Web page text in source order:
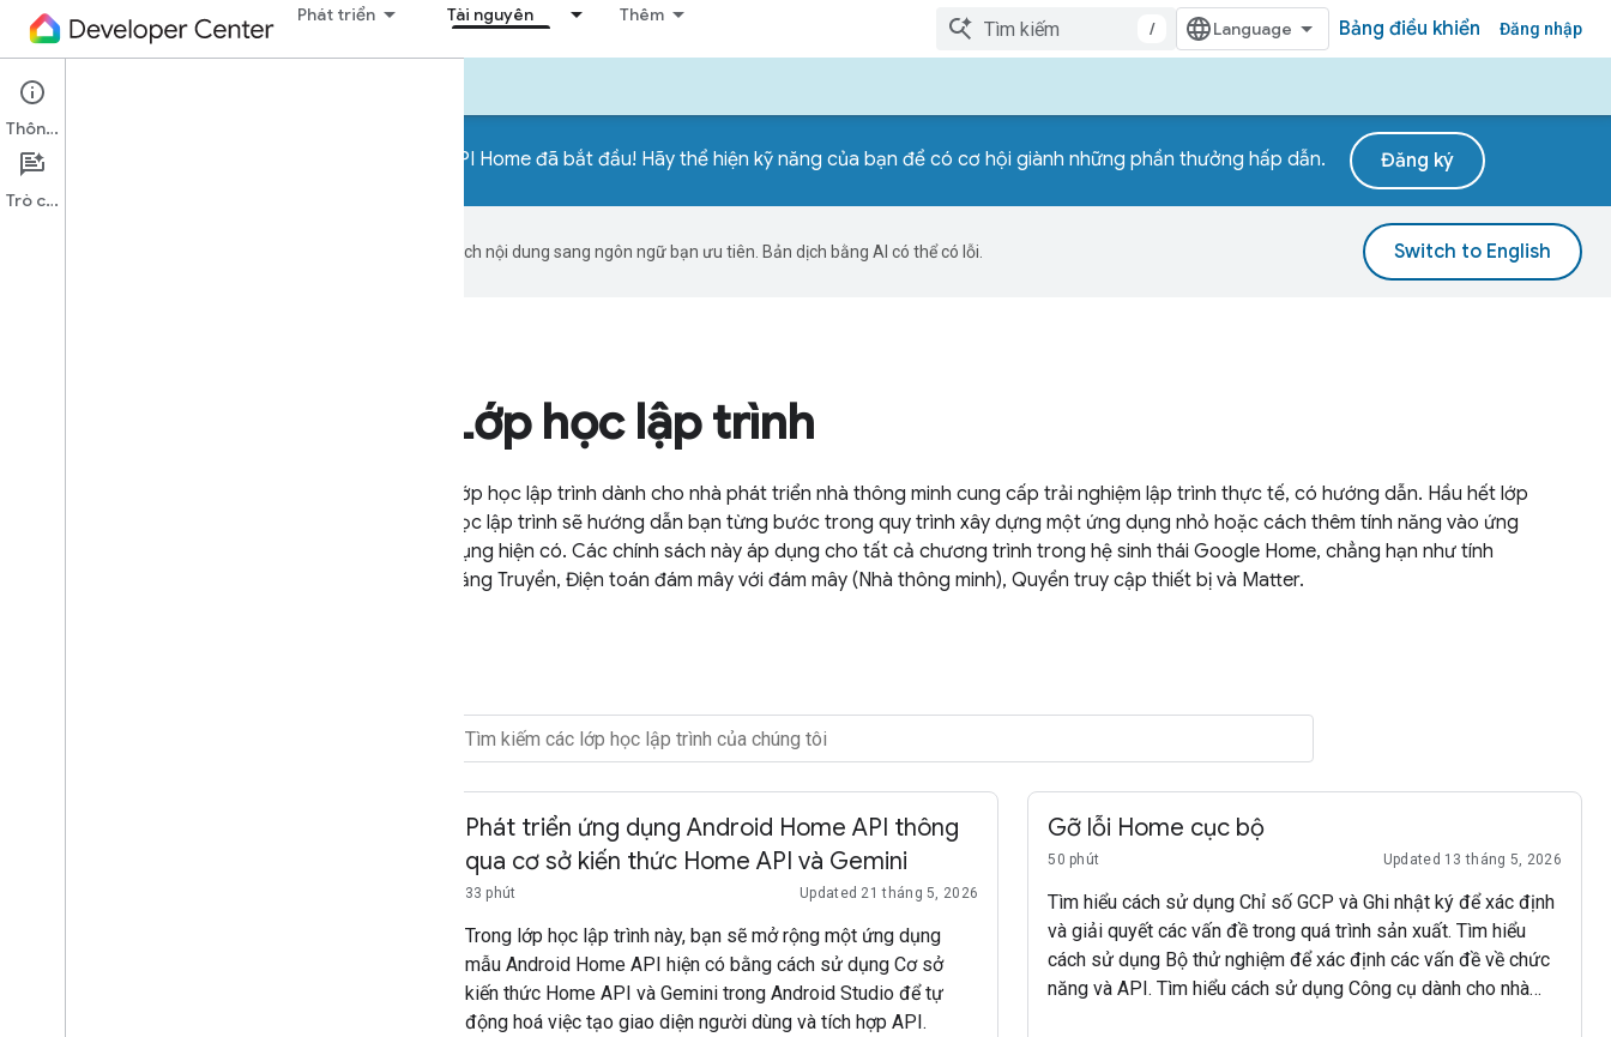
Phát triển Tài nguyên Thêm
/ Bảng điều khiển Đăng nhập
Cuộc thi dành cho nhà phát triển về API Home đã bắt đầu! Hãy thể hiện kỹ năng của bạn để có cơ hội giành những phần thưởng hấp dẫn. Đăng ký
Google sử dụng công nghệ AI để dịch nội dung sang ngôn ngữ bạn ưu tiên. Bản dịch bằng AI có thể có lỗi.
Lớp học lập trình
Lớp học lập trình dành cho nhà phát triển nhà thông minh cung cấp trải nghiệm lập trình thực tế, có hướng dẫn. Hầu hết lớp
học lập trình sẽ hướng dẫn bạn từng bước trong quy trình xây dựng một ứng dụng nhỏ hoặc cách thêm tính năng vào ứng
dụng hiện có. Các chính sách này áp dụng cho tất cả chương trình trong hệ sinh thái Google Home, chẳng hạn như tính
năng Truyền, Điện toán đám mây với đám mây (Nhà thông minh), Quyền truy cập thiết bị và Matter.
Phát triển ứng dụng Android Home API thông
qua cơ sở kiến thức Home API và Gemini
33 phút Updated 21 tháng 5, 2026
Trong lớp học lập trình này, bạn sẽ mở rộng một ứng dụng
mẫu Android Home API hiện có bằng cách sử dụng Cơ sở
kiến thức Home API và Gemini trong Android Studio để tự
động hoá việc tạo giao diện người dùng và tích hợp API.
Gỡ lỗi Home cục bộ
50 phút Updated 13 tháng 5, 2026
Tìm hiểu cách sử dụng Chỉ số GCP và Ghi nhật ký để xác định
và giải quyết các vấn đề trong quá trình sản xuất. Tìm hiểu
cách sử dụng Bộ thử nghiệm để xác định các vấn đề về chức
năng và API. Tìm hiểu cách sử dụng Công cụ dành cho nhà
Thông tin
Trò chuyện